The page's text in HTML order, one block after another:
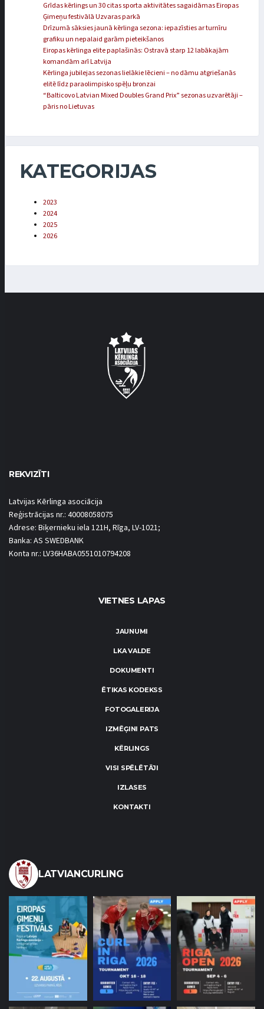
Grīdas kērlings un 30 citas sporta aktivitātes sagaidāmas Eiropas
Ģimeņu festivālā Uzvaras parkā
Drīzumā sāksies jaunā kērlinga sezona: iepazīsties ar turnīru
grafiku un nepalaid garām pieteikšanos
Eiropas kērlinga elite paplašinās: Ostravā starp 12 labākajām
komandām arī Latvija
Kērlinga jubilejas sezonas lielākie lēcieni – no dāmu atgriešanās
elitē līdz paraolimpisko spēļu bronzai
“Balticovo Latvian Mixed Doubles Grand Prix” sezonas uzvarētāji –
pāris no Lietuvas
KATEGORIJAS
2023
2024
2025
2026
REKVIZĪTI
Latvijas Kērlinga asociācija
Reģistrācijas nr.: 40008058075
Adrese: Biķernieku iela 121H, Rīga, LV-1021;
Banka: AS SWEDBANK
Konta nr.: LV36HABA0551010794208
VIETNES LAPAS
JAUNUMI
LKA VALDE
DOKUMENTI
ĒTIKAS KODEKSS
FOTOGALERIJA
IZMĒĢINI PATS
KĒRLINGS
VISI SPĒLĒTĀJI
IZLASES
KONTAKTI
LATVIANCURLING